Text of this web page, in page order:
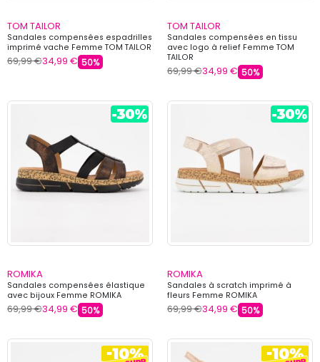
TOM TAILOR
Sandales compensées espadrilles
imprimé vache Femme TOM TAILOR
69,99 €34,99 € 50%
TOM TAILOR
Sandales compensées en tissu
avec logo à relief Femme TOM
TAILOR
69,99 €34,99 € 50%
ROMIKA
Sandales compensées élastique
avec bijoux Femme ROMIKA
69,99 €34,99 € 50%
ROMIKA
Sandales à scratch imprimé à
fleurs Femme ROMIKA
69,99 €34,99 € 50%